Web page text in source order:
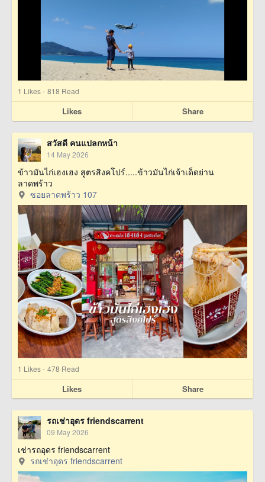
1 Likes · 818 Read
Likes Share
สวัสดี คนแปลกหน้า
14 May 2026
ข้าวมันไก่เฮงเฮง สูตรสิงคโปร์.....ข้าวมันไก่เจ้าเด็ดย่าน
ลาดพร้าว
ซอยลาดพร้าว 107
1 Likes · 478 Read
Likes Share
รถเช่าอุดร friendscarrent
09 May 2026
เช่ารถอุดร friendscarrent
รถเช่าอุดร friendscarrent